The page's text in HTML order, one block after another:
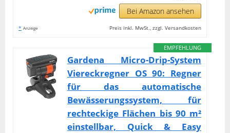
Bei Amazon ansehen
* Anzeige Preis inkl. MwSt., zzgl. Versandkosten
EMPFEHLUNG
Gardena Micro-Drip-System
Viereckregner OS 90: Regner
für das automatische
Bewässerungssystem, für
rechteckige Flächen bis 90 m²
einstellbar, Quick & Easy